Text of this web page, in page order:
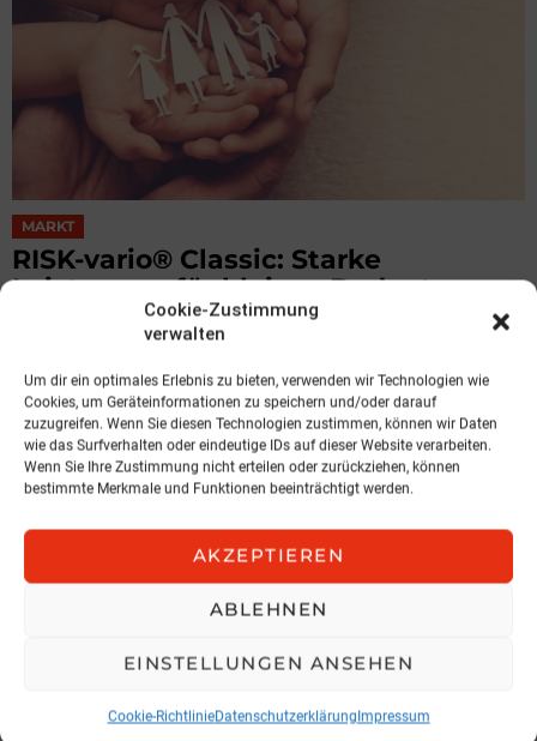
Cookie-Zustimmung
verwalten
Um dir ein optimales Erlebnis zu bieten, verwenden wir Technologien wie
Cookies, um Geräteinformationen zu speichern und/oder darauf
zuzugreifen. Wenn Sie diesen Technologien zustimmen, können wir Daten
wie das Surfverhalten oder eindeutige IDs auf dieser Website verarbeiten.
Wenn Sie Ihre Zustimmung nicht erteilen oder zurückziehen, können
bestimmte Merkmale und Funktionen beeinträchtigt werden.
AKZEPTIEREN
ABLEHNEN
EINSTELLUNGEN ANSEHEN
Cookie-RichtlinieDatenschutzerklärungImpressum
MARKT
RISK-vario® Classic: Starke
Leistungen für kleines Budget